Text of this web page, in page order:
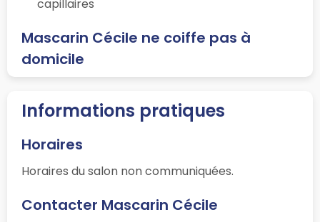
capillaires
Mascarin Cécile ne coiffe pas à
domicile
Informations pratiques
Horaires
Horaires du salon non communiquées.
Contacter Mascarin Cécile